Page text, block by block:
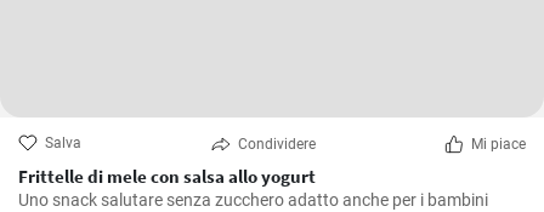
Salva Condividere Mi piace
Frittelle di mele con salsa allo yogurt
Uno snack salutare senza zucchero adatto anche per i bambini